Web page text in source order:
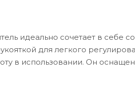
идеально сочетает в себе
для легкого
в использовании. Он